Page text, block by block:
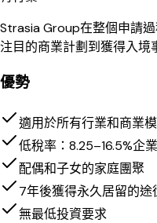
Strasia Group在整個申請
注目的商業計劃到獲得入境
優勢
適用於所有行業和商業
低稅率：8.25–16.5%企
配偶和子女的家庭團聚
7年後獲得永久居留的途
無最低投資要求